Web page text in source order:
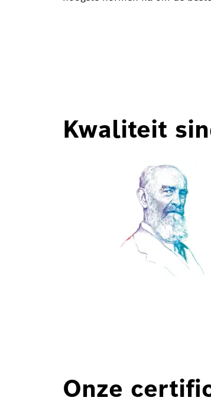
Kwaliteit
Onze